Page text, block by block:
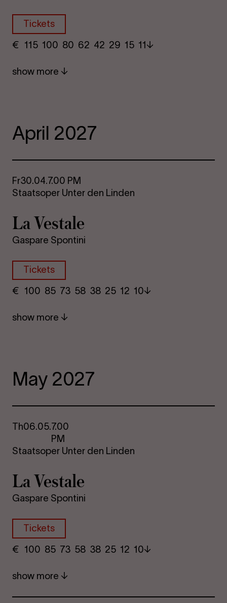
Tickets
€ ​ 115 100 80​ 62 42 29​ 15 11
show more
April 2027
Fr30.04.7.00 PM
Staatsoper Unter den Linden
La Vestale
Gaspare Spontini
Tickets
€ ​ 100 85 73​ 58 38 25​ 12 10
show more
May 2027
Th06.05.7.00
PM
Staatsoper Unter den Linden
La Vestale
Gaspare Spontini
Tickets
€ ​ 100 85 73​ 58 38 25​ 12 10
show more